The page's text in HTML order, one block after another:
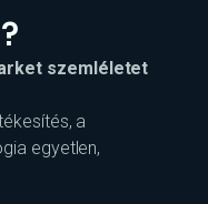
szemléletet
a
egyetlen,